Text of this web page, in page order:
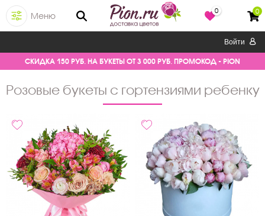
Меню
0 0
Войти
СКИДКА 150 РУБ. НА БУКЕТЫ ОТ 3 000 РУБ. ПРОМОКОД - PION
розовые букеты с гортензиями ребенку